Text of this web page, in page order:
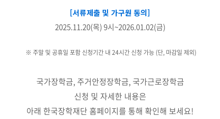
[서류제출 및 가구원 동의]
2025.11.20(목) 9시~2026.01.02(금)
※ 주말 및 공휴일 포함 신청기간 내 24시간 신청 가능 (단, 마감일 제외)
국가장학금, 주거안정장학금, 국가근로장학금
신청 및 자세한 내용은
아래 한국장학재단 홈페이지를 통해 확인해 보세요!